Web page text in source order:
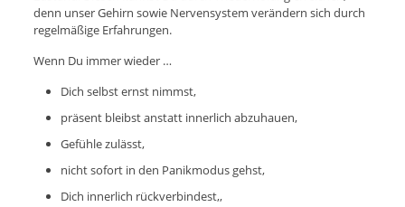
denn unser Gehirn sowie Nervensystem verändern sich durch
regelmäßige Erfahrungen.
Wenn Du immer wieder …
Dich selbst ernst nimmst,
präsent bleibst anstatt innerlich abzuhauen,
Gefühle zulässt,
nicht sofort in den Panikmodus gehst,
Dich innerlich rückverbindest,,